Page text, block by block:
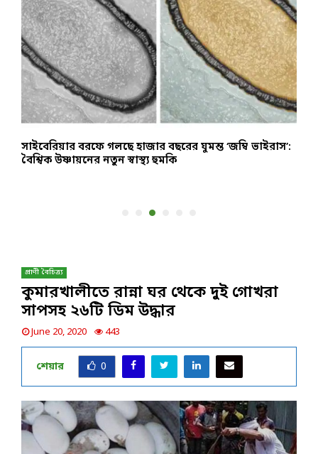
সাইবেরিয়ার বরফে গলছে হাজার বছরের ঘুমন্ত ‘জম্বি ভাইরাস’:
বৈশ্বিক উষ্ণায়নের নতুন স্বাস্থ্য হুমকি
প্রাণী বৈচিত্র্য
কুমারখালীতে রান্না ঘর থেকে দুই গোখরা
সাপসহ ২৬টি ডিম উদ্ধার
June 20, 2020 443
শেয়ার 0